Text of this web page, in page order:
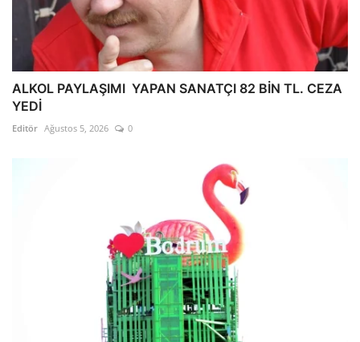
ALKOL PAYLAŞIMI YAPAN SANATÇI 82 BİN TL. CEZA
YEDİ
Editör Ağustos 5, 2026 0